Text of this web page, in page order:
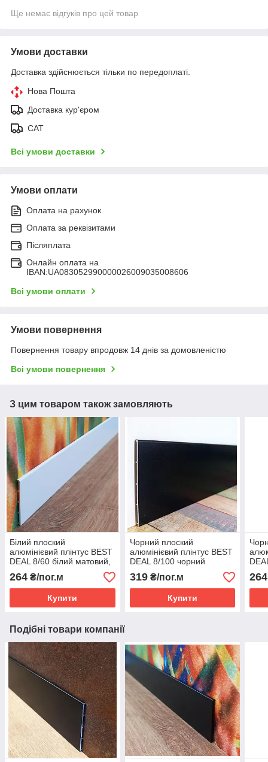
Ще немає відгуків про цей товар
Умови доставки
Доставка здійснюється тільки по передоплаті.
Нова Пошта
Доставка кур'єром
САТ
Всі умови доставки
Умови оплати
Оплата на рахунок
Оплата за реквізитами
Післяплата
Онлайн оплата на
IBAN:UA083052990000026009035008606
Всі умови оплати
Умови повернення
Повернення товару впродовж 14 днів за домовленістю
Всі умови повернення
З цим товаром також замовляють
Білий плоский
алюмінієвий плінтус BEST
DEAL 8/60 білий матовий,
висота 60 мм, довжина 2,5
м
264 ₴/пог.м
Купити
Чорний плоский
алюмінієвий плінтус BEST
DEAL 8/100 чорний
матовий, висота 100 мм,
довжина 2,5 м
319₴/пог.м
Купити
264
Подібні товари компанії